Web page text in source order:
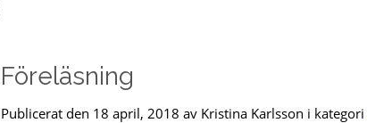
Föreläsning
Publicerat den 18 april, 2018 av Kristina Karlsson i kategori